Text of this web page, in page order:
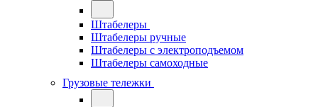
Штабелеры
Штабелеры ручные
Штабелеры с электроподъемом
Штабелеры самоходные
Грузовые тележки